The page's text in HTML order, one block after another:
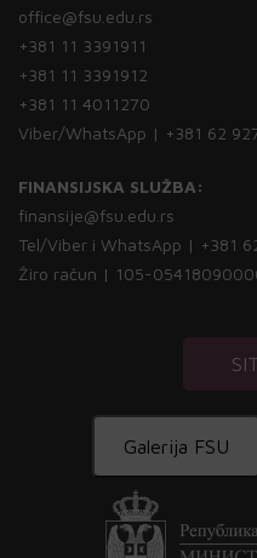
office@fsu.edu.rs
+381 11 3391911
+381 11 3391912
+381 11 4011270
Viber/WhatsApp | +381 62
FINANSIJSKA SLUŽBA:
finansije@fsu.edu.rs
Tel/Viber i WhatsApp | +381
Žiro račun | 105-
Galerija FSU